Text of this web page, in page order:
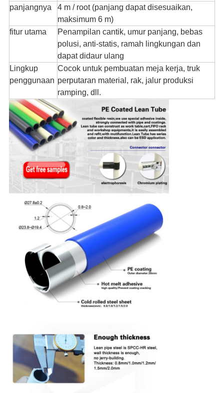
panjangnya
4 m / root (panjang dapat disesuaikan,
maksimum 6 m)
fitur utama
Penampilan cantik, umur panjang, bebas
polusi, anti-statis, ramah lingkungan dan
dapat didaur ulang
Lingkup
penggunaan
Cocok untuk pembuatan meja kerja, truk
perputaran material, rak, jalur produksi
ramping, dll.